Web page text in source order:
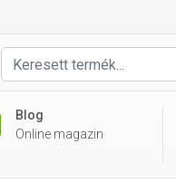
Blog
Online magazin